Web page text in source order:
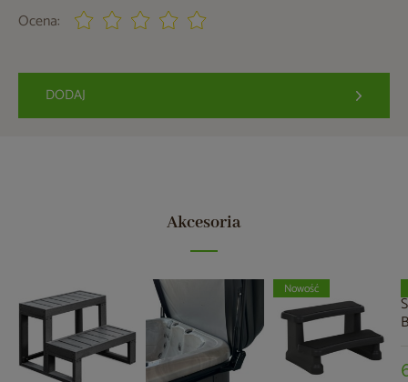
Ocena:
DODAJ
Akcesoria
Nowość